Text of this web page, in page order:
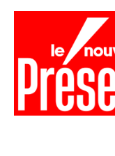
Aller